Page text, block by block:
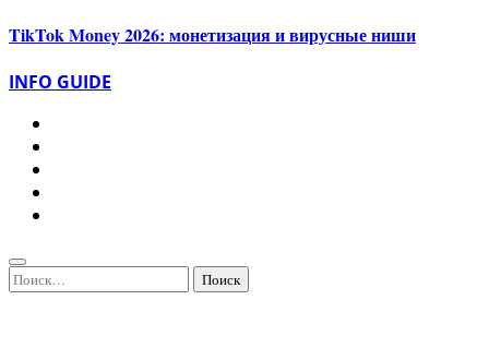
TikTok Money 2026: монетизация и вирусные ниши
INFO GUIDE
Найти: